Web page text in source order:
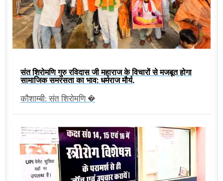
संत शिरोमणि गुरु रविदास जी महाराज के विचारों से मजबूत होगा
सामाजिक समरसता का भाव: धर्मराज मौर्य,
कौशाम्बी: संत शिरोमणि �